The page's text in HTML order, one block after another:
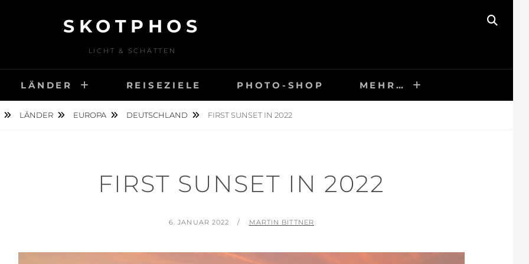
SKOTPHOS
LICHT & SCHATTEN
LÄNDER REISEZIELE PHOTO-SHOP MEHR…
LÄNDER EUROPA DEUTSCHLAND FIRST SUNSET IN 2022
FIRST SUNSET IN 2022
POSTED
6. JANUAR 2022 BY
MARTIN BITTNER